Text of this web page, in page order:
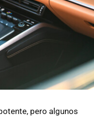
pero algunos